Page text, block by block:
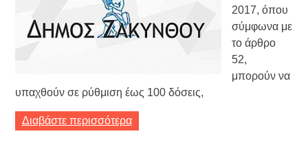
2017, όπου
σύμφωνα με
το άρθρο
52,
μπορούν να
υπαχθούν σε ρύθμιση έως 100 δόσεις,
Διαβάστε περισσότερα